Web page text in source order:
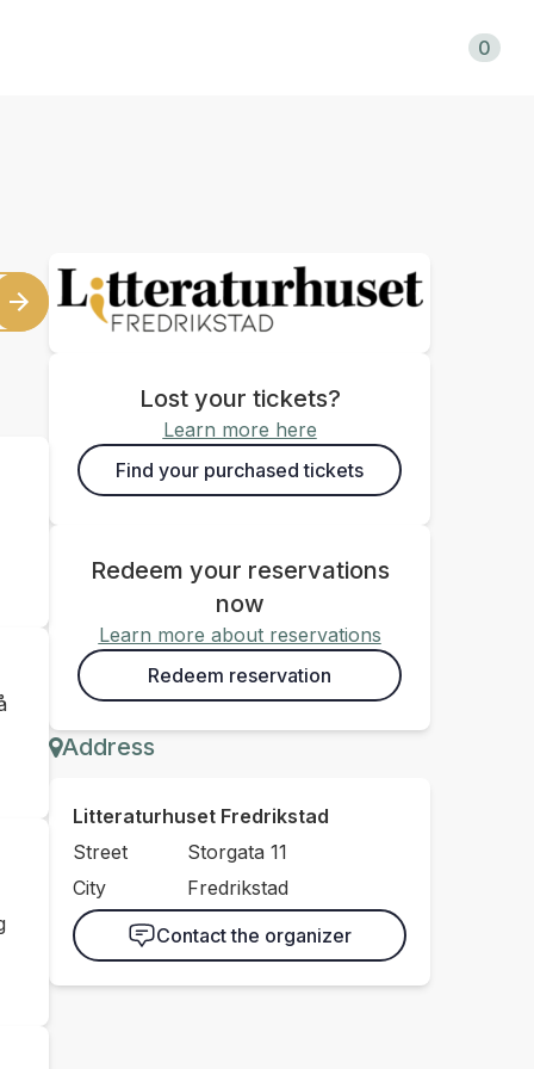
0
Lost your tickets?
Learn more here
Find your purchased tickets
Redeem your reservations
now
Learn more about reservations
Redeem reservation
Address
Litteraturhuset Fredrikstad
Street
Storgata 11
City
Fredrikstad
Contact the organizer